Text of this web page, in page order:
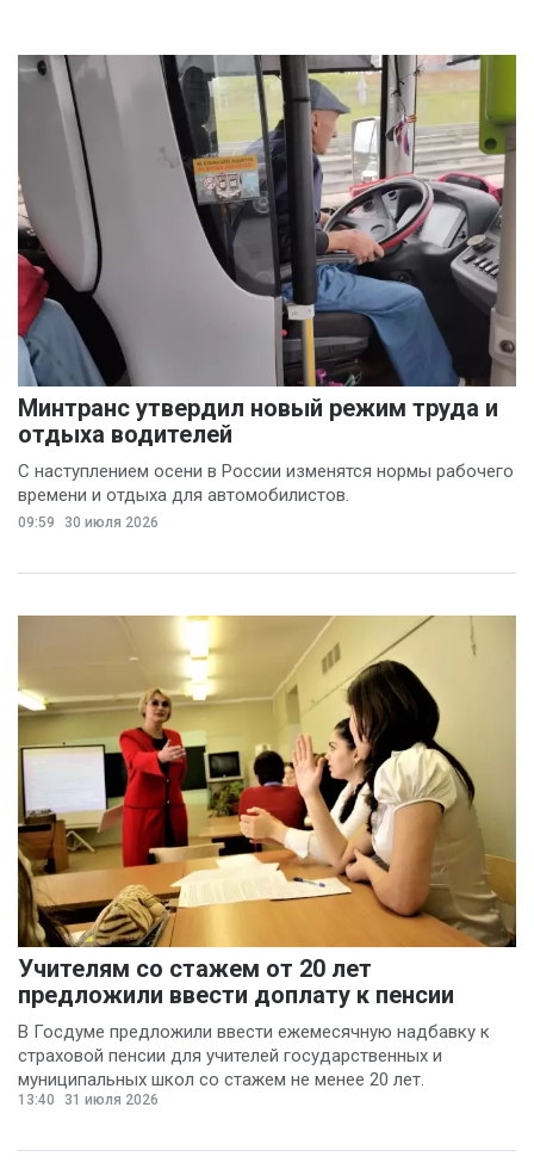
Минтранс утвердил новый режим труда и
отдыха водителей
С наступлением осени в России изменятся нормы рабочего
времени и отдыха для автомобилистов.
09:59 30 июля 2026
Учителям со стажем от 20 лет
предложили ввести доплату к пенсии
В Госдуме предложили ввести ежемесячную надбавку к
страховой пенсии для учителей государственных и
муниципальных школ со стажем не менее 20 лет.
13:40 31 июля 2026